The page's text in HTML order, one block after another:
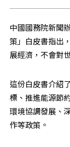
中國國務院新聞
策」白皮書指出
展經濟，不會對
這份白皮書介紹
標、推進能源節
環境協調發展、
作等政策。